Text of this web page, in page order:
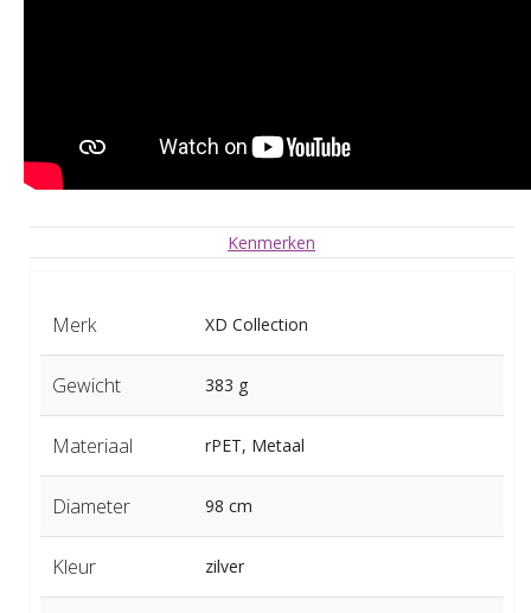
Kenmerken
Merk XD Collection
Gewicht 383 g
Materiaal rPET, Metaal
Diameter 98 cm
Kleur zilver